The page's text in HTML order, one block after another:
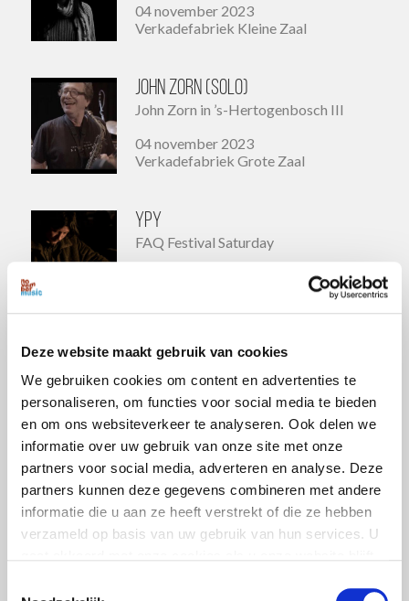
Deze website maakt gebruik van cookies
We gebruiken cookies om content en advertenties te
personaliseren, om functies voor social media te bieden
en om ons websiteverkeer te analyseren. Ook delen we
informatie over uw gebruik van onze site met onze
partners voor social media, adverteren en analyse. Deze
partners kunnen deze gegevens combineren met andere
informatie die u aan ze heeft verstrekt of die ze hebben
verzameld op basis van uw gebruik van hun services. U
04 november 2023
Verkadefabriek Kleine Zaal
John Zorn (solo)
John Zorn in ’s-Hertogenbosch III
04 november 2023
Verkadefabriek Grote Zaal
YPY
FAQ Festival Saturday
GOAT
FAQ Festival Saturday
04 november 2023
Verkadefabriek Clubzaal
Nik Void & Klara Lewis
FAQ Festival Saturday
04 november 2023